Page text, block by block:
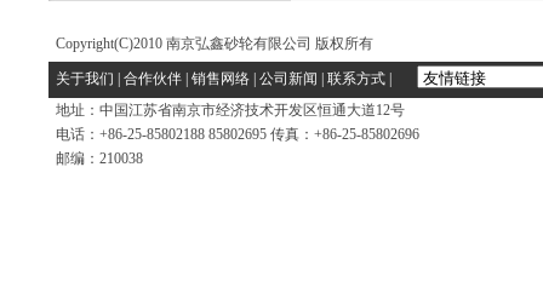
Copyright(C)2010 南京弘鑫砂轮有限公司 版权所有
关于我们 合作伙伴 销售网络 公司新闻 联系方式
地址：中国江苏省南京市经济技术开发区恒通大道12号
电话：+86-25-85802188 85802695 传真：+86-25-85802696
邮编：210038